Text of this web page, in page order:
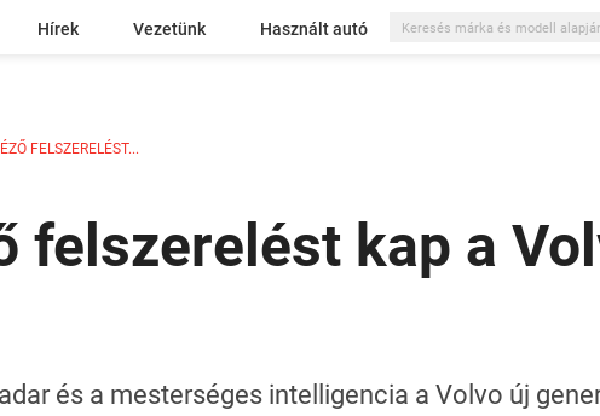
Hírek Vezetünk Használt autó
FELSZERELÉST...
felszerelést kap a
és a mesterséges intelligencia a Volvo új